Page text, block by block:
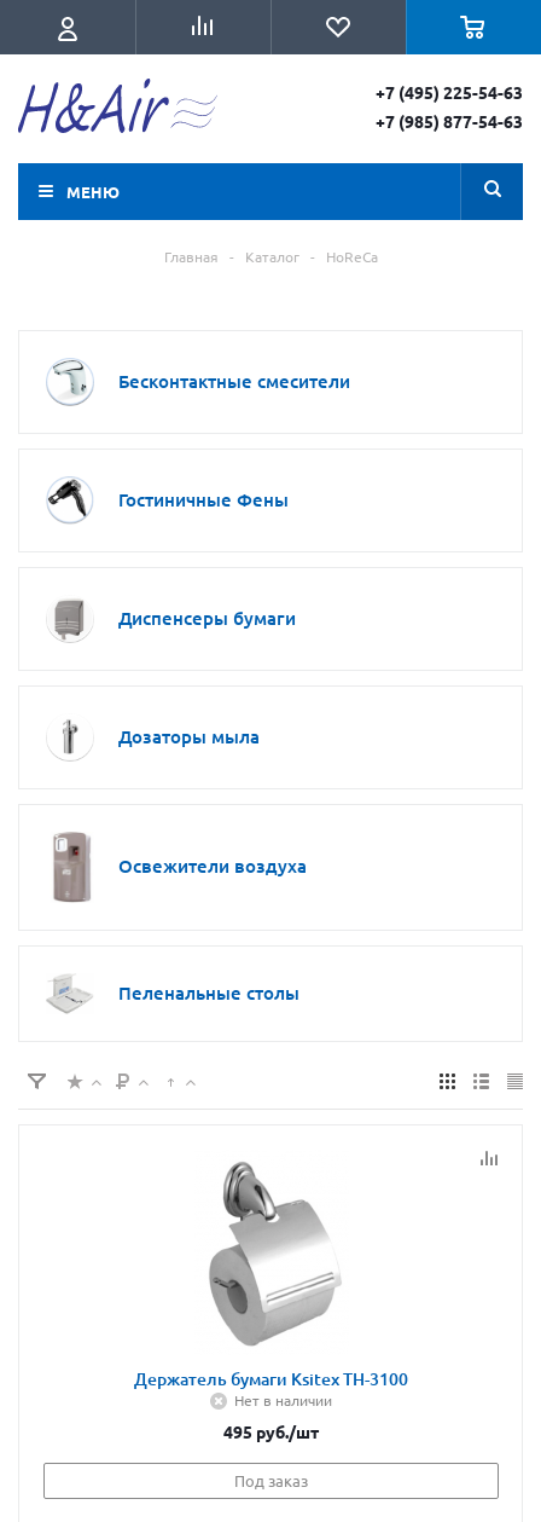
+7 (495) 225-54-63
+7 (985) 877-54-63
МЕНЮ
Главная - Каталог - HoReCa
Бесконтактные смесители
Гостиничные Фены
Диспенсеры бумаги
Дозаторы мыла
Освежители воздуха
Пеленальные столы
Держатель бумаги Ksitex TH-3100
Нет в наличии
495 руб./шт
Под заказ